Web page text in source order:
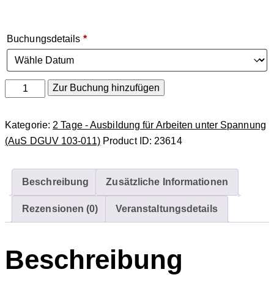
Buchungsdetails *
Ausbildung
DGUV
103-
011)
Zur Buchung hinzufügen
Kategorie: 2 Tage - Ausbildung für Arbeiten unter Spannung
(AuS DGUV 103-011) Product ID: 23614
Beschreibung Zusätzliche Informationen
Rezensionen (0) Veranstaltungsdetails
Beschreibung